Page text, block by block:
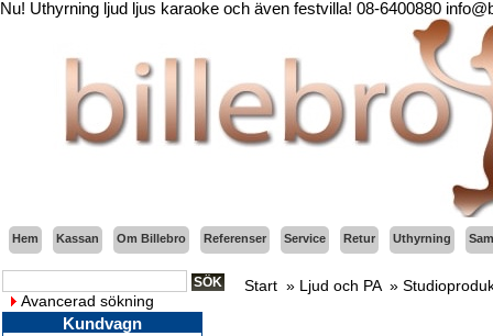
Nu! Uthyrning ljud ljus karaoke och även festvilla! 08-6400880
Hem Kassan Om Billebro Referenser Service Retur Uthyrning
Avancerad sökning
Kundvagn
Start » Ljud och PA»